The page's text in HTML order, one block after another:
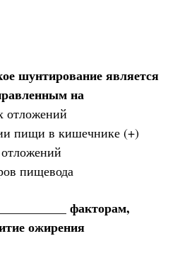
шунтирование является
на
отложений
пищи в кишечнике (+)
пищевода
факторам,
ожирения